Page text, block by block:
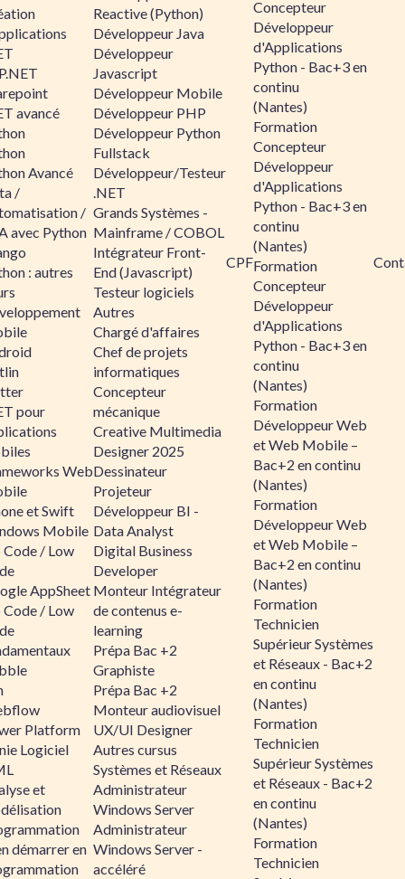
avancé
Avancé
/
/
avec Python
: autres
pour
Web
et Swift
Mobile
/ Low
AppSheet
/ Low
Platform
Logiciel
et
démarrer en
Reactive (Python)
Développeur Java
Développeur
Javascript
Développeur Mobile
Développeur PHP
Développeur Python
Fullstack
Développeur/Testeur
.NET
Grands Systèmes -
Mainframe / COBOL
Intégrateur Front-
End (Javascript)
Testeur logiciels
Autres
Chargé d'affaires
Chef de projets
informatiques
Concepteur
mécanique
Creative Multimedia
Designer 2025
Dessinateur
Projeteur
Développeur BI -
Data Analyst
Digital Business
Developer
Monteur Intégrateur
de contenus e-
learning
Prépa Bac +2
Graphiste
Prépa Bac +2
Monteur audiovisuel
UX/UI Designer
Autres cursus
Systèmes et Réseaux
Administrateur
Windows Server
Administrateur
Windows Server -
accéléré
CPF
Concepteur
Développeur
d'Applications
Python - Bac+3 en
continu
(Nantes)
Formation
Concepteur
Développeur
d'Applications
Python - Bac+3 en
continu
(Nantes)
Formation
Concepteur
Développeur
d'Applications
Python - Bac+3 en
continu
(Nantes)
Formation
Développeur Web
et Web Mobile –
Bac+2 en continu
(Nantes)
Formation
Développeur Web
et Web Mobile –
Bac+2 en continu
(Nantes)
Formation
Technicien
Supérieur Systèmes
et Réseaux - Bac+2
en continu
(Nantes)
Formation
Technicien
Supérieur Systèmes
et Réseaux - Bac+2
en continu
(Nantes)
Formation
Technicien